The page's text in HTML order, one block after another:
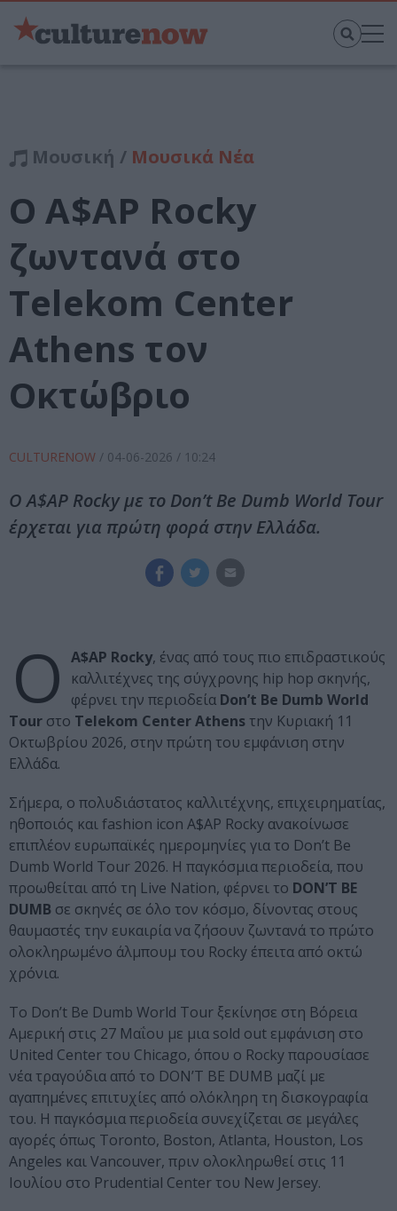
Μουσική / Μουσικά Νέα
Ο A$AP Rocky
ζωντανά στο
Telekom Center
Athens τον
Οκτώβριο
CULTURENOW / 04-06-2026 / 10:24
Ο A$AP Rocky με το Don’t Be Dumb World Tour
έρχεται για πρώτη φορά στην Ελλάδα.
Ο A$AP Rocky, ένας από τους πιο επιδραστικούς
καλλιτέχνες της σύγχρονης hip hop σκηνής,
φέρνει την περιοδεία Don’t Be Dumb World
Tour στο Telekom Center Athens την Κυριακή 11
Οκτωβρίου 2026, στην πρώτη του εμφάνιση στην
Ελλάδα.
Σήμερα, ο πολυδιάστατος καλλιτέχνης, επιχειρηματίας,
ηθοποιός και fashion icon A$AP Rocky ανακοίνωσε
επιπλέον ευρωπαϊκές ημερομηνίες για το Don’t Be
Dumb World Tour 2026. Η παγκόσμια περιοδεία, που
προωθείται από τη Live Nation, φέρνει το DON’T BE
DUMB σε σκηνές σε όλο τον κόσμο, δίνοντας στους
θαυμαστές την ευκαιρία να ζήσουν ζωντανά το πρώτο
ολοκληρωμένο άλμπουμ του Rocky έπειτα από οκτώ
χρόνια.
Το Don’t Be Dumb World Tour ξεκίνησε στη Βόρεια
Αμερική στις 27 Μαΐου με μια sold out εμφάνιση στο
United Center του Chicago, όπου ο Rocky παρουσίασε
νέα τραγούδια από το DON’T BE DUMB μαζί με
αγαπημένες επιτυχίες από ολόκληρη τη δισκογραφία
του. Η παγκόσμια περιοδεία συνεχίζεται σε μεγάλες
αγορές όπως Toronto, Boston, Atlanta, Houston, Los
Angeles και Vancouver, πριν ολοκληρωθεί στις 11
Ιουλίου στο Prudential Center του New Jersey.